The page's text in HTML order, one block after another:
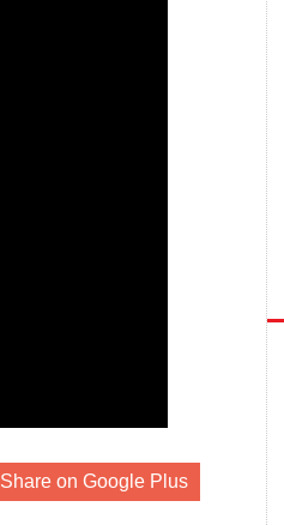
Share on Google Plus